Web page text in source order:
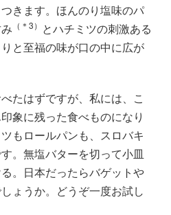
きます。ほんのり塩味のパ
（＊3） とハチミツの刺激ある
と至福の味が口の中に広が
たはずですが、私には、こ
象に残った食べものになり
もロールパンも、スロバキ
。無塩バターを切って小皿
。日本だったらバゲットや
ょうか。どうぞ一度お試し